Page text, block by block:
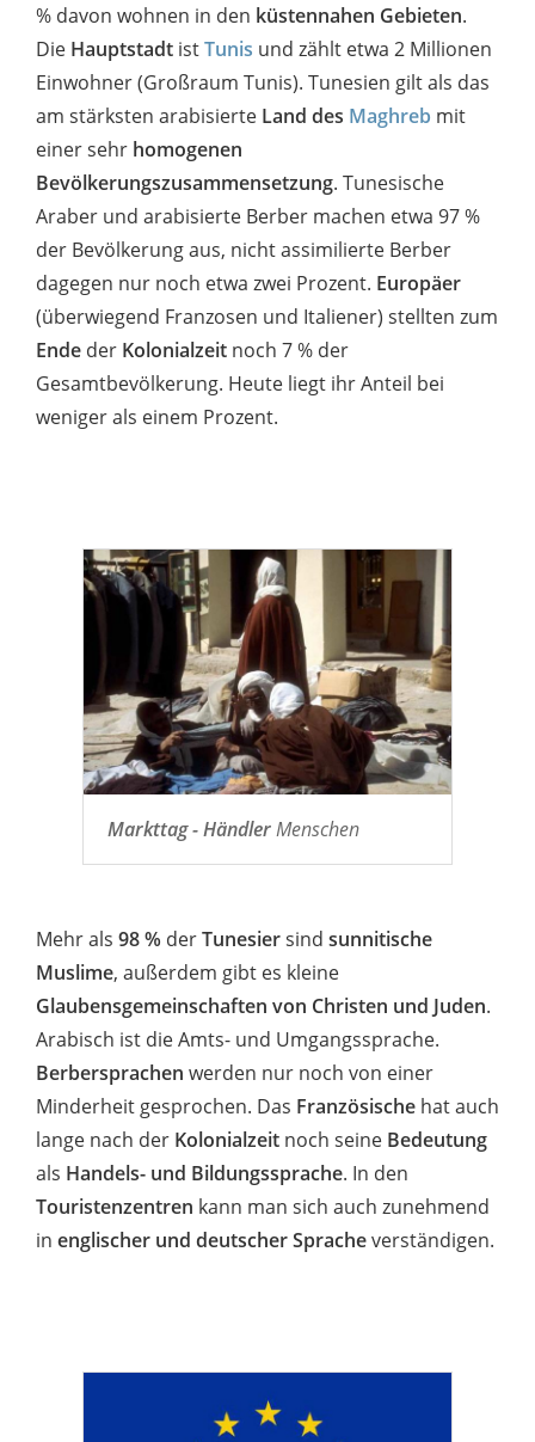
% davon wohnen in den küstennahen Gebieten.
Die Hauptstadt istTunis und zählt etwa 2 Millionen
Einwohner (Großraum Tunis). Tunesien gilt als das
am stärksten arabisierte Land des Maghreb mit
einer sehr homogenen
Bevölkerungszusammensetzung. Tunesische
Araber und arabisierte Berber machen etwa 97 %
der Bevölkerung aus, nicht assimilierte Berber
dagegen nur noch etwa zwei Prozent. Europäer
(überwiegend Franzosen und Italiener) stellten zum
Ende der Kolonialzeit noch 7 % der
Gesamtbevölkerung. Heute liegt ihr Anteil bei
weniger als einem Prozent.
Markttag - HändlerMenschen
Mehr als 98 % derTunesiersind sunnitische
Muslime, außerdem gibt es kleine
Glaubensgemeinschaften von Christen und Juden.
Arabisch ist die Amts- und Umgangssprache.
Berbersprachen werden nur noch von einer
Minderheit gesprochen. Das Französische hat auch
lange nach der Kolonialzeit noch seine Bedeutung
als Handels- und Bildungssprache. In den
Touristenzentren kann man sich auch zunehmend
in englischer und deutscher Spracheverständigen.